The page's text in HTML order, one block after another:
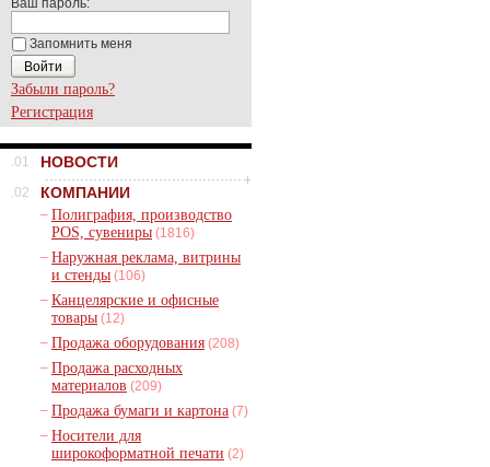
Ваш пароль:
Запомнить меня
Забыли пароль?
Регистрация
.01 НОВОСТИ
.02 КОМПАНИИ
– Полиграфия, производство
POS, сувениры (1816)
– Наружная реклама, витрины
и стенды (106)
– Канцелярские и офисные
товары (12)
– Продажа оборудования (208)
– Продажа расходных
материалов (209)
– Продажа бумаги и картона (7)
– Носители для
широкоформатной печати (2)